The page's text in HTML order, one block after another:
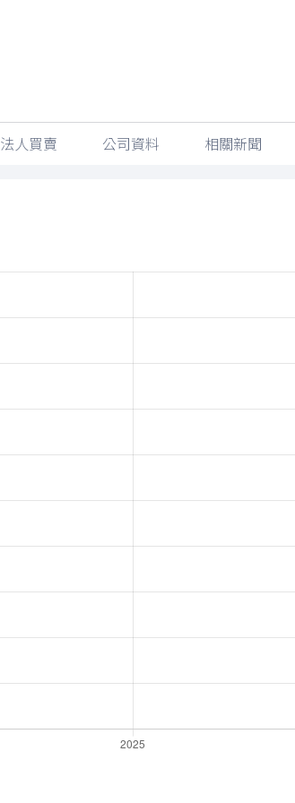
法人買賣 公司資料 相關新聞